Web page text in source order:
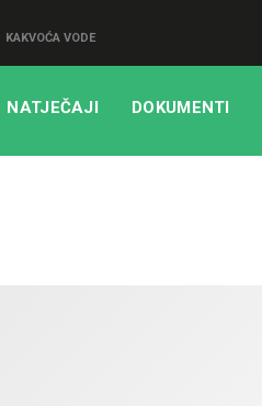
KAKVOĆA VODE
NATJEČAJI DOKUMENTI